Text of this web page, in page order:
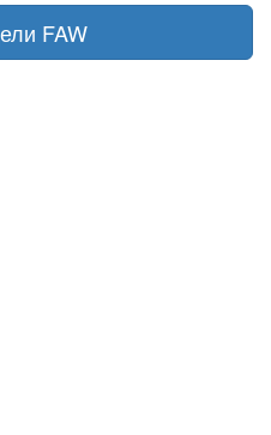
FAW